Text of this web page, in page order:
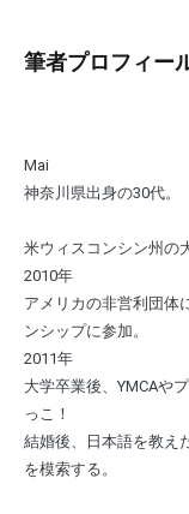
筆者プロフィー
Mai
神奈川県出身の30代。
米ウィスコンシン州の
2010年
アメリカの非営利団体
ンシップに参加。
2011年
大学卒業後、YMCAや
っこ！
結婚後、日本語を教え
を模索する。